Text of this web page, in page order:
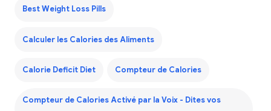
Best Weight Loss Pills
Calculer les Calories des Aliments
Calorie Deficit Diet Compteur de Calories
Compteur de Calories Activé par la Voix - Dites vos